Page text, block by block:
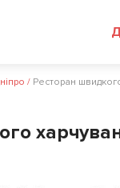
/ Ресторан